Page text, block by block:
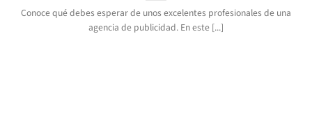
Conoce qué debes esperar de unos excelentes profesionales de una
agencia de publicidad. En este [...]